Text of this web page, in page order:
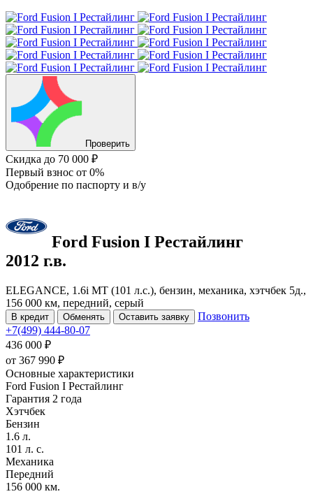
Проверить
Скидка до 70 000 ₽
Первый взнос от 0%
Одобрение по паспорту и в/у
Ford Fusion I Рестайлинг
2012 г.в.
ELEGANCE, 1.6i MT (101 л.с.), бензин, механика, хэтчбек 5д.,
156 000 км, передний, серый
В кредит Обменять Оставить заявку
Позвонить
+7(499) 444-80-07
436 000 ₽
от 367 990 ₽
Основные характеристики
Ford Fusion I Рестайлинг
Гарантия 2 года
Хэтчбек
Бензин
1.6 л.
101 л. с.
Механика
Передний
156 000 км.